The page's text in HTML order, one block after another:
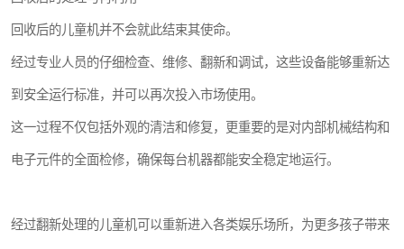
回收后的儿童机并不会就此结束其使命。
经过专业人员的仔细检查、维修、翻新和调试，这些设备能够重新达
到安全运行标准，并可以再次投入市场使用。
这一过程不仅包括外观的清洁和修复，更重要的是对内部机械结构和
电子元件的全面检修，确保每台机器都能安全稳定地运行。
经过翻新处理的儿童机可以重新进入各类娱乐场所，为更多孩子带来